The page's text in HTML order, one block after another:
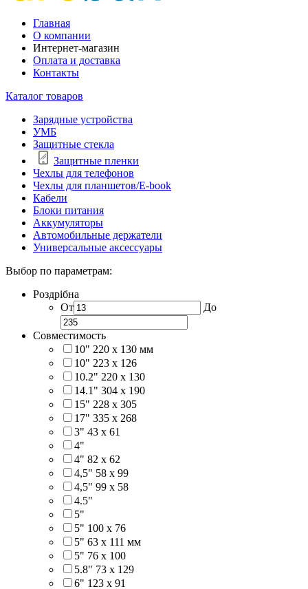
Главная
О компании
Интернет-магазин
Оплата и доставка
Контакты
Каталог товаров
Зарядные устройства
УМБ
Защитные стекла
Защитные пленки
Чехлы для телефонов
Чехлы для планшетов/E-book
Кабели
Блоки питания
Аккумуляторы
Автомобильные держатели
Универсальные аксессуары
Выбор по параметрам:
Роздрібна
От
До
Совместимость
10" 220 x 130 мм
10" 223 x 126
10.2" 220 x 130
14.1" 304 х 190
15" 228 x 305
17" 335 х 268
3" 43 x 61
4"
4" 82 x 62
4,5" 58 х 99
4,5" 99 x 58
4.5"
5"
5" 100 x 76
5" 63 x 111 мм
5" 76 х 100
5.8" 73 x 129
6" 123 х 91